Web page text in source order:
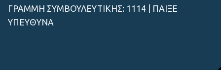
ΓΡΑΜΜΗ ΣΥΜΒΟΥΛΕΥΤΙΚΗΣ: 1114 | ΠΑΙΞΕ
ΥΠΕΥΘΥΝΑ